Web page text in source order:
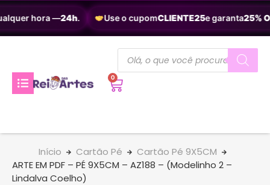
hora —24h. Use o cupomCLIENTE25e garanta25%
0
Início Cartão Pé
Cartão Pé 9X5CM
ARTE EM PDF – PÉ 9X5CM – AZ188 – (Modelinho 2 –
Lindalva Coelho)